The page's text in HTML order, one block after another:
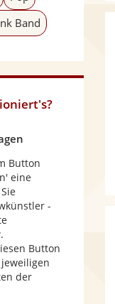
Band
Button
eine
-
Button
der